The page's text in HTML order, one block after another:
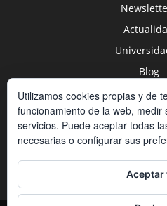
Blog
Agenda
Nuevas
Estudios
Utilizamos cookies propias y de
funcionamiento de la web,
servicios. Puede aceptar todas
necesarias o configurar sus
Aceptar